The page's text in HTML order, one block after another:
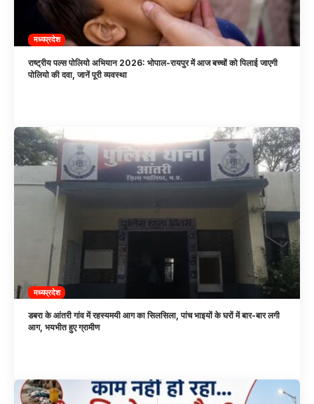
मध्यप्रदेश
राष्ट्रीय पल्स पोलियो अभियान 2026: भोपाल-रायपुर में आज बच्चों को पिलाई जाएगी
पोलियो की दवा, जानें पूरी व्यवस्था
मध्यप्रदेश
डबरा के आंतरी गांव में रहस्यमयी आग का सिलसिला, पांच भाइयों के घरों में बार-बार लगी
आग, भयभीत हुए ग्रामीण